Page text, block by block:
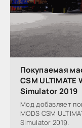
Покупаемая
CSM ULTIMATE
Simulator 2019
Мод добавляет
MODS CSM
Simulator 2019.